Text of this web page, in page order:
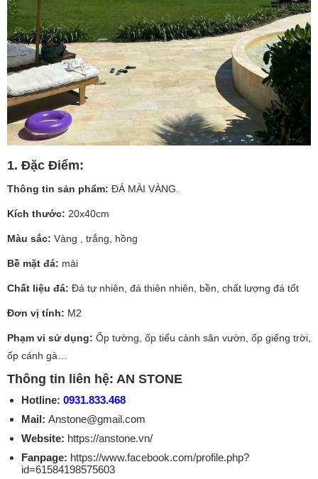
1. Đặc Điểm:
Thông tin sản phẩm: ĐÁ MÀI VÀNG.
Kích thước: 20x40cm
Màu sắc: Vàng , trắng, hồng
Bề mặt đá: mài
Chất liệu đá: Đá tự nhiên, đá thiên nhiên, bền, chất lượng đá tốt
Đơn vị tính: M2
Phạm vi sử dụng: Ốp tường, ốp tiểu cảnh sân vườn, ốp giếng trời,
ốp cánh gà…
Thông tin liên hệ: AN STONE
Hotline: 0931.833.468
Mail: Anstone@gmail.com
Website: https://anstone.vn/
Fanpage: https://www.facebook.com/profile.php?
id=61584198575603